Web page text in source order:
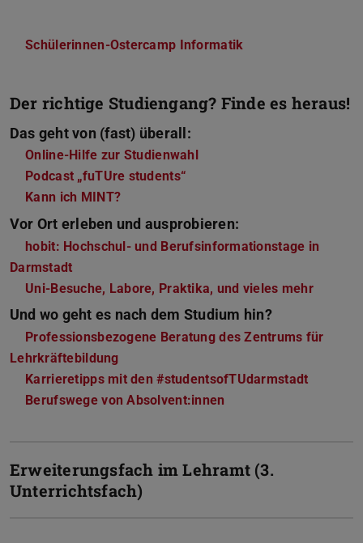
Schülerinnen-Ostercamp Informatik
Der richtige Studiengang? Finde es heraus!
Das geht von (fast) überall:
Online-Hilfe zur Studienwahl
Podcast „fuTUre students“
Kann ich MINT?
Vor Ort erleben und ausprobieren:
hobit: Hochschul- und Berufsinformationstage in
Darmstadt
Uni-Besuche, Labore, Praktika, und vieles mehr
Und wo geht es nach dem Studium hin?
Professionsbezogene Beratung des Zentrums für
Lehrkräftebildung
Karrieretipps mit den #studentsofTUdarmstadt
Berufswege von Absolvent:innen
Erweiterungsfach im Lehramt (3.
Unterrichtsfach)